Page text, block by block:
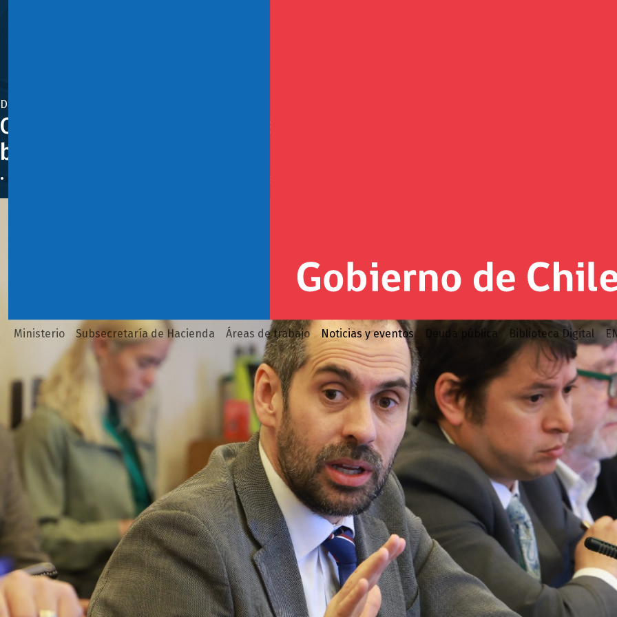
Ministerio Subsecretaría de Hacienda Áreas de trabajo Noticias y eventos Deuda pública Biblioteca Digital
Diciembre 2, 2025
Comisión de Hacienda de la Cámara despachó a la Sala el
beneficios tributarios en contribuciones para adultos mayores
• El ministro de Hacienda, Nicolás Grau, valoró que esta iniciativa beneficiará a un universo de 100 mil adultos